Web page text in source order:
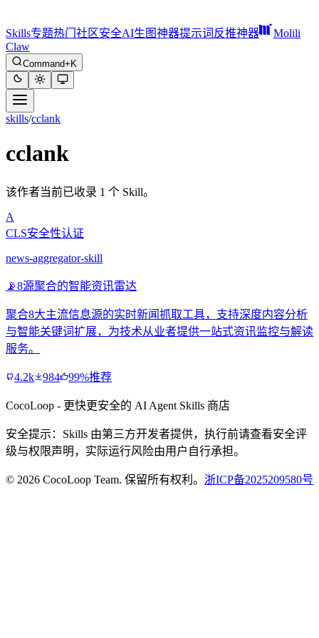
Skills专题热门 社区安全AI生图神器提示词反推神器
Molili
Claw
Command+K
skills/cclank
cclank
该作者当前已收录 1 个 Skill。
A
CLS安全性认证
news-aggregator-skill
📡8源聚合的智能资讯雷达
聚合8大主流信息源的实时新闻抓取工具，支持深度内容分析
与智能关键词扩展，为技术从业者提供一站式资讯监控与解读
服务。
4.2k 984 99%推荐
CocoLoop - 更快更安全的 AI Agent Skills 商店
安全提示：Skills 由第三方开发者提供，执行前请查看安全评
级与权限声明，实际运行风险由用户自行承担。
© 2026 CocoLoop Team. 保留所有权利。 浙ICP备2025209580号